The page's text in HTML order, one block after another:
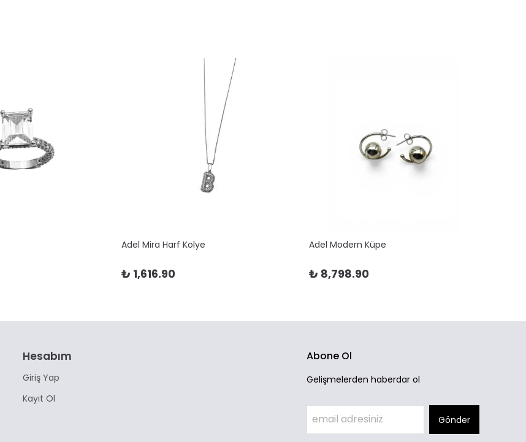
Adel Mira Harf Kolye
₺ 1,616.90
Adel Modern Küpe
₺ 8,798.90
Hesabım
Giriş Yap
Kayıt Ol
Abone Ol
Gelişmelerden haberdar ol
Gönder